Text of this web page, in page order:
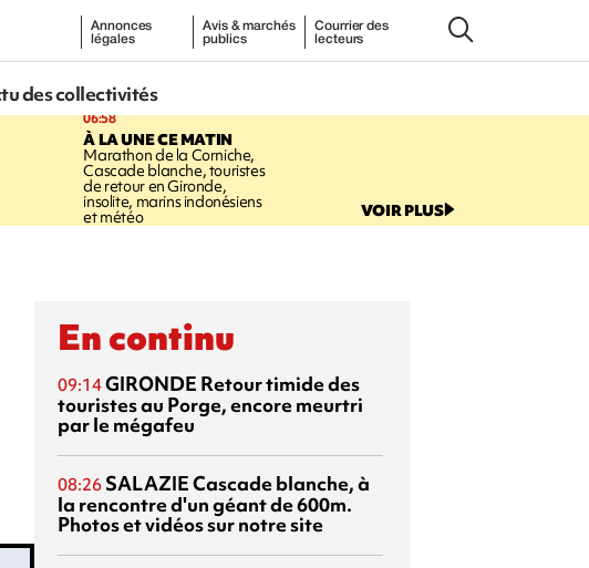
Annonces
légales
Avis & marchés
publics
Courrier des
lecteurs
des collectivités
06:58
À LA UNE CE MATIN
Marathon de la Corniche,
Cascade blanche, touristes
de retour en Gironde,
insolite, marins indonésiens
et météo VOIR PLUS
En continu
09:14GIRONDE Retour timide des
touristes au Porge, encore meurtri
par le mégafeu
08:26 SALAZIECascade blanche, à
la rencontre d'un géant de 600m.
Photos et vidéos sur notre site